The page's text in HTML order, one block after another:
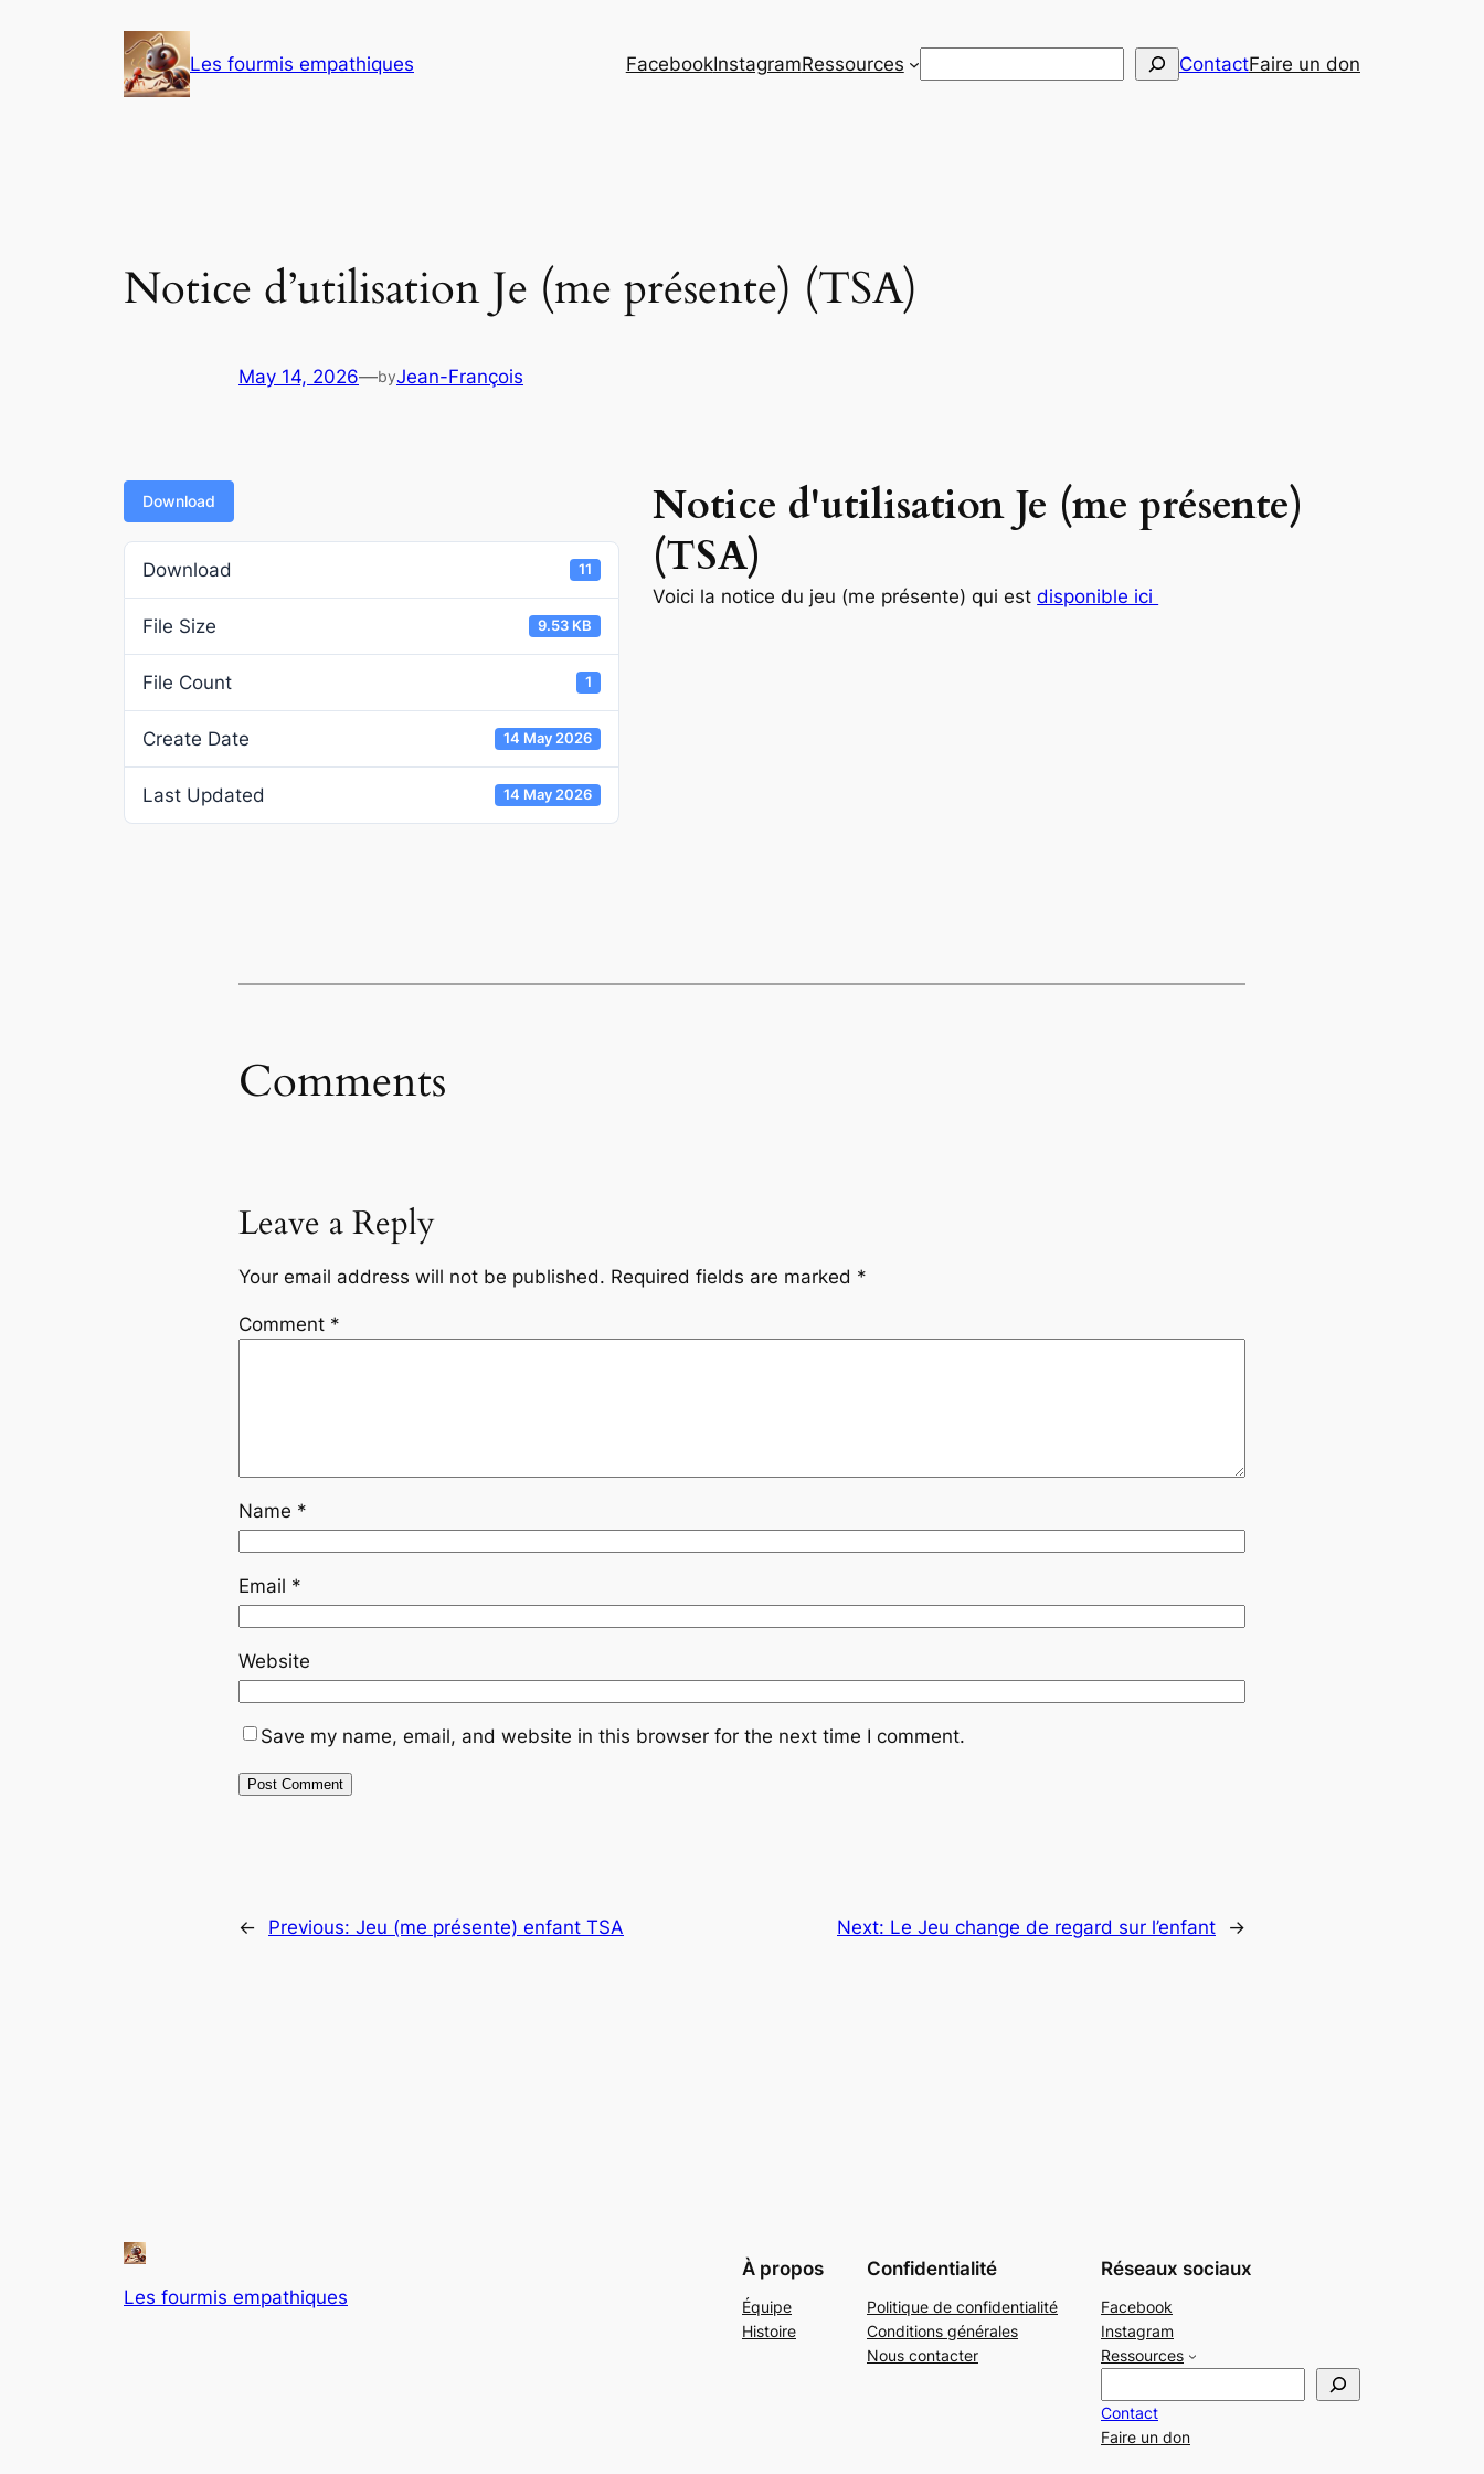
Les fourmis empathiques FacebookInstagramRessources ContactFaire un don
Notice d’utilisation Je (me présente) (TSA)
May 14, 2026—byJean-François
Download
Download 11
File Size 9.53 KB
File Count 1
Create Date 14 May 2026
Last Updated 14 May 2026
Notice d'utilisation Je (me présente)
(TSA)
Voici la notice du jeu (me présente) qui estdisponible ici
Comments
Leave a Reply
Your email address will not be published. Required fields are marked *
Comment *
Name *
Email *
Website
Save my name, email, and website in this browser for the next time I comment.
← Previous: Jeu (me présente) enfant TSA Next: Le Jeu change de regard sur l’enfant →
Les fourmis empathiques
À propos
Équipe
Histoire
Confidentialité
Politique de confidentialité
Conditions générales
Nous contacter
Réseaux sociaux
Facebook
Instagram
Ressources
e
c
h
Contact
Faire un don